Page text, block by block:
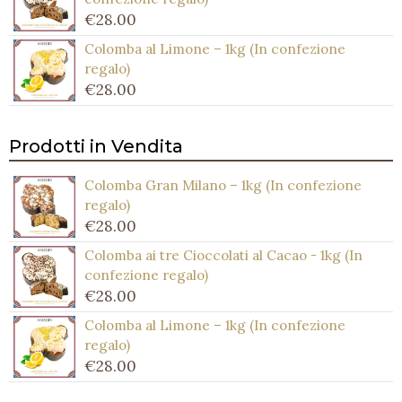
€28.00
Colomba al Limone – 1kg (In confezione
regalo)
€28.00
Prodotti in Vendita
Colomba Gran Milano – 1kg (In confezione
regalo)
€28.00
Colomba ai tre Cioccolati al Cacao - 1kg (In
confezione regalo)
€28.00
Colomba al Limone – 1kg (In confezione
regalo)
€28.00